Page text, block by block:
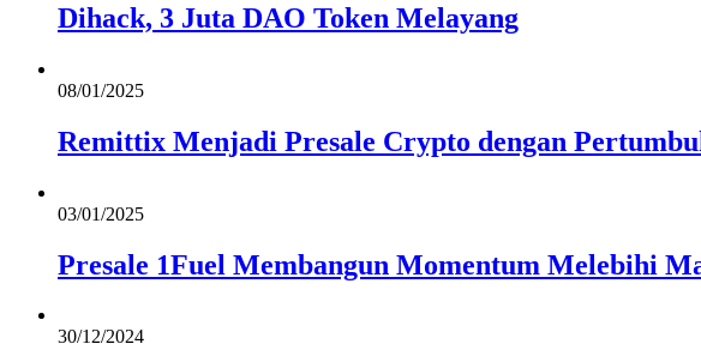
Dihack, 3 Juta DAO Token Melayang
08/01/2025
Remittix Menjadi Presale Crypto dengan
03/01/2025
Presale 1Fuel Membangun Momentum Melebihi
30/12/2024